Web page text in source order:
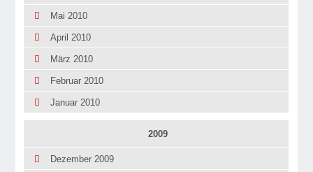
Mai 2010
April 2010
März 2010
Februar 2010
Januar 2010
2009
Dezember 2009